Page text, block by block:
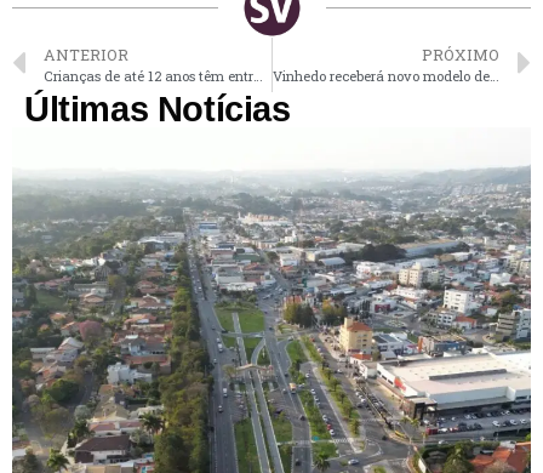
ANTERIOR
Crianças de até 12 anos têm entrada grátis no Hopi Hari até fim de fevereiro
PRÓXIMO
Vinhedo receberá novo modelo de urna eletrônica para as eleições municipais
Últimas Notícias